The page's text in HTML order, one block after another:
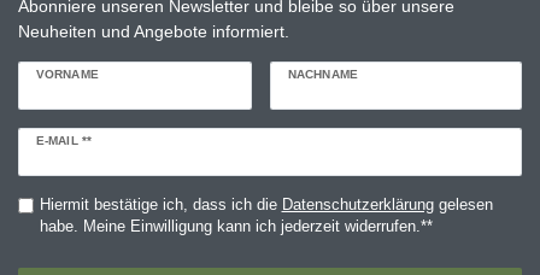
Abonniere unseren Newsletter und bleibe so über unsere
Neuheiten und Angebote informiert.
VORNAME NACHNAME
E-MAIL **
Newsletter
Hiermit bestätige ich, dass ich die Daten­schutz­erklärunggelesen
habe. Meine Einwilligung kann ich jederzeit widerrufen.**